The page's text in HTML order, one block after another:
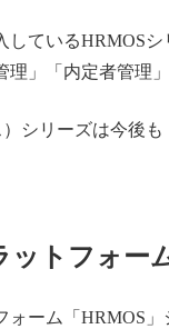
しているHRMOS
理」「内定者管理
シリーズは今後
ットフォー
ォーム「HRMOS